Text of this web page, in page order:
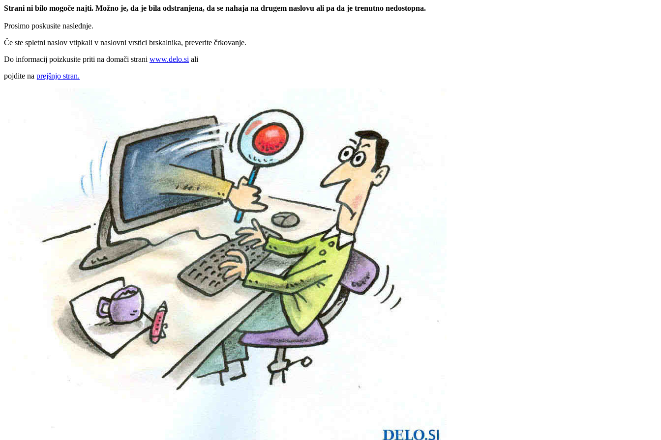
Strani ni bilo mogoče najti. Možno je, da je bila odstranjena, da se nahaja na drugem naslovu ali pa da je trenutno nedostopna.
Prosimo poskusite naslednje.
Če ste spletni naslov vtipkali v naslovni vrstici brskalnika, preverite črkovanje.
Do informacij poizkusite priti na domači strani www.delo.si ali
pojdite na prejšnjo stran.